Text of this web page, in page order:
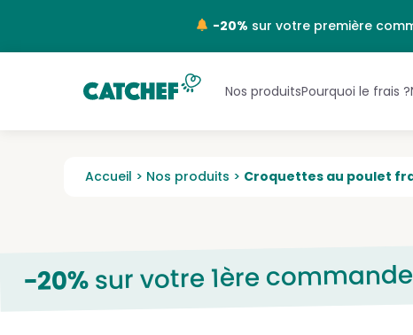
-20% sur votre première
Nos produitsPourquoi le frais ?
Accueil > Nos produits > Croquettes au poulet
-20%sur votre 1ère